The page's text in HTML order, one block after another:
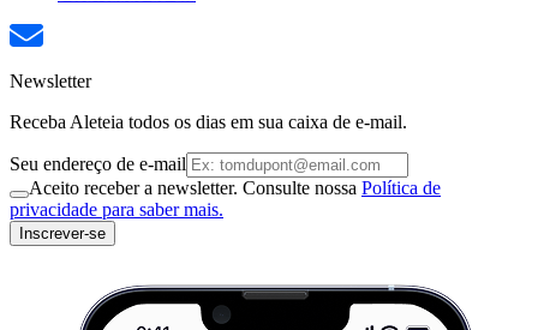
Newsletter
Receba Aleteia todos os dias em sua caixa de e-mail.
Seu endereço de e-mail
Aceito receber a newsletter. Consulte nossa Política de
privacidade para saber mais.
Inscrever-se